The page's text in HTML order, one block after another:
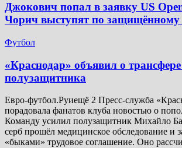
Джокович попал в заявку US
Чорич выступят по защищённому
Футбол
​«Краснодар» объявил о трансфере
полузащитника
Евро-футбол.Руиещё 2 Пресс-служба
порадовала фанатов клуба новостью о
Команду усилил полузащитник Михайло
серб прошёл медицинское обследование и
«быками» трудовое соглашение. Оно